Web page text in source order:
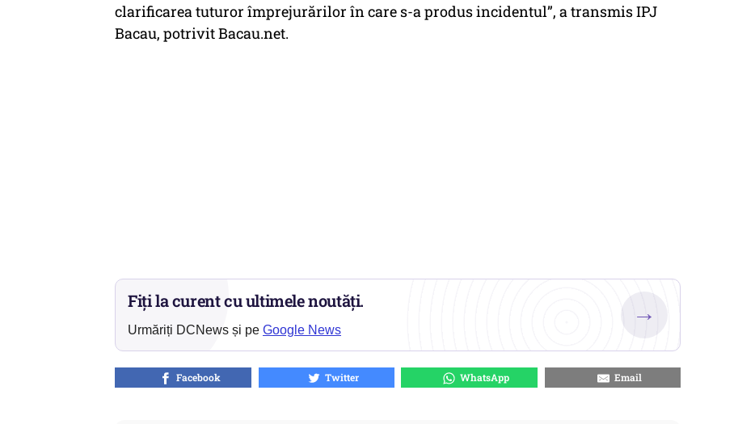
clarificarea tuturor împrejurărilor în care s-a produs incidentul”, a transmis IPJ
Bacau, potrivit Bacau.net.
Fiți la curent cu ultimele noutăți.
Urmăriți DCNews și pe Google News
→
Facebook Twitter WhatsApp Email